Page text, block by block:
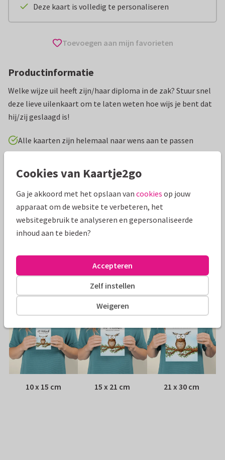
Deze kaart is volledig te personaliseren
Toevoegen aan mijn favorieten
Productinformatie
Welke wijze uil heeft zijn/haar diploma in de zak? Stuur snel
deze lieve uilenkaart om te laten weten hoe wijs je bent dat
hij/zij geslaagd is!
Alle kaarten zijn helemaal naar wens aan te passen
Geslaagd kaarten Kaj Ockels
Specificaties bij deze kaart
Papiersoort: Kies uit 6 luxe papiersoorten
Adres: Achterop de kaart
Formaten
10 x 15 cm 15 x 21 cm 21 x 30 cm
Cookies van Kaartje2go
Ga je akkoord met het opslaan van cookies op jouw
apparaat om de website te verbeteren, het
websitegebruik te analyseren en gepersonaliseerde
inhoud aan te bieden?
Weigeren
Zelf instellen
Accepteren